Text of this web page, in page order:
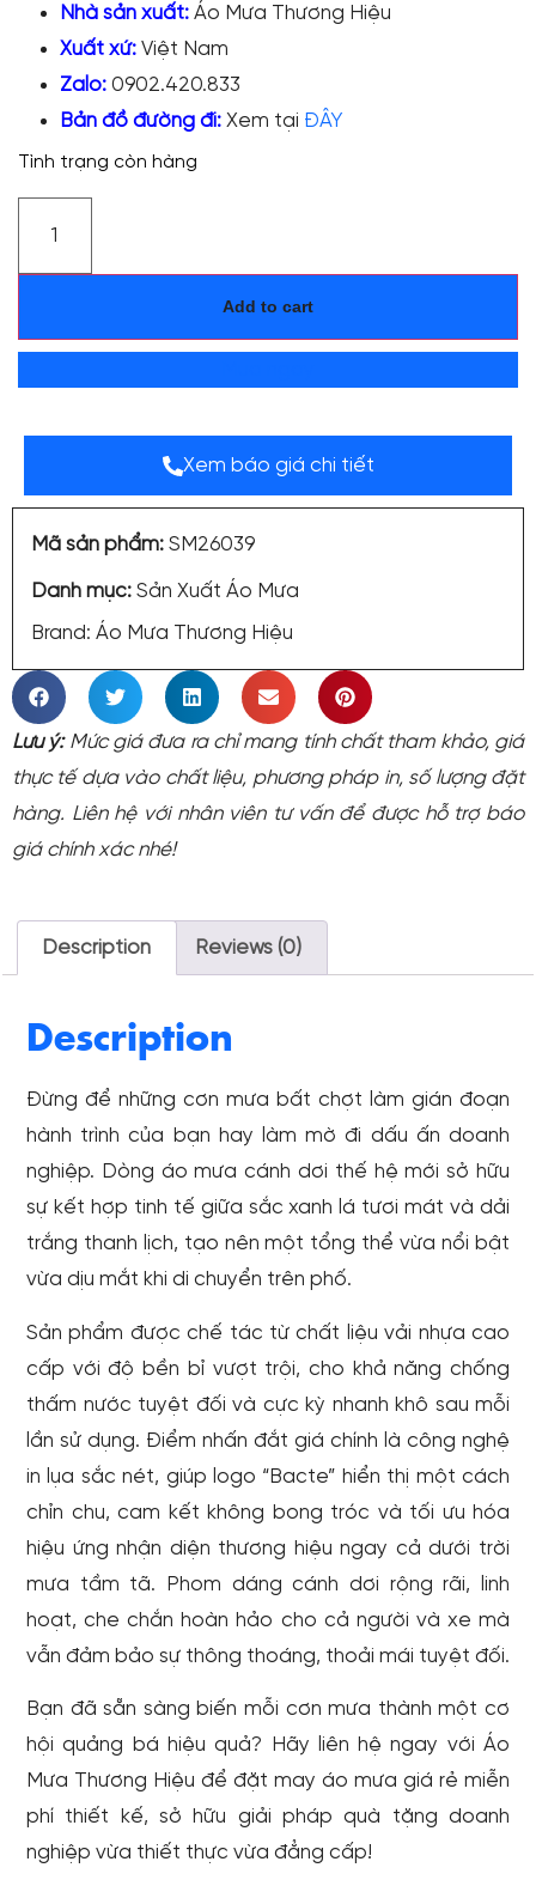
Nhà sản xuất: Áo Mưa Thương Hiệu
Xuất xứ: Việt Nam
Zalo: 0902.420.833
Bản đồ đường đi: Xem tại ĐÂY
Tình trạng còn hàng
Add to cart
Xem báo giá chi tiết
Mã sản phẩm: SM26039
Danh mục: Sản Xuất Áo Mưa
Brand: Áo Mưa Thương Hiệu
Lưu ý:Mức giá đưa ra chỉ mang tính chất tham khảo, giá
thực tế dựa vào chất liệu, phương pháp in, số lượng đặt
hàng. Liên hệ với nhân viên tư vấn để được hỗ trợ báo
giá chính xác nhé!
Description Reviews (0)
Description
Đừng để những cơn mưa bất chợt làm gián đoạn
hành trình của bạn hay làm mờ đi dấu ấn doanh
nghiệp. Dòng áo mưa cánh dơi thế hệ mới sở hữu
sự kết hợp tinh tế giữa sắc xanh lá tươi mát và dải
trắng thanh lịch, tạo nên một tổng thể vừa nổi bật
vừa dịu mắt khi di chuyển trên phố.
Sản phẩm được chế tác từ chất liệu vải nhựa cao
cấp với độ bền bỉ vượt trội, cho khả năng chống
thấm nước tuyệt đối và cực kỳ nhanh khô sau mỗi
lần sử dụng. Điểm nhấn đắt giá chính là công nghệ
in lụa sắc nét, giúp logo “Bacte” hiển thị một cách
chỉn chu, cam kết không bong tróc và tối ưu hóa
hiệu ứng nhận diện thương hiệu ngay cả dưới trời
mưa tầm tã. Phom dáng cánh dơi rộng rãi, linh
hoạt, che chắn hoàn hảo cho cả người và xe mà
vẫn đảm bảo sự thông thoáng, thoải mái tuyệt đối.
Bạn đã sẵn sàng biến mỗi cơn mưa thành một cơ
hội quảng bá hiệu quả? Hãy liên hệ ngay với Áo
Mưa Thương Hiệu để đặt may áo mưa giá rẻ miễn
phí thiết kế, sở hữu giải pháp quà tặng doanh
nghiệp vừa thiết thực vừa đẳng cấp!